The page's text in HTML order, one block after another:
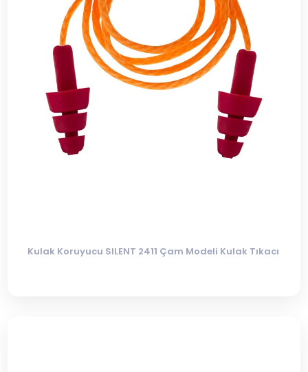
Kulak Koruyucu SILENT 2411 Çam Modeli Kulak Tıkacı